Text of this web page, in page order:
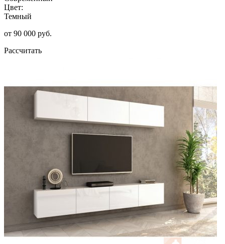
Цвет:
Темный
от 90 000 руб.
Рассчитать